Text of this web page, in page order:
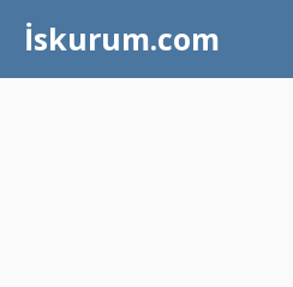
atlaİskurum.com